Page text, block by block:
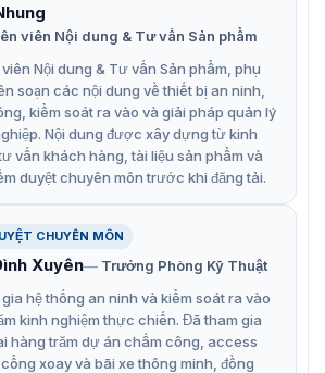
viên Nội dung & Tư vấn Sản phẩm
Nội dung & Tư vấn Sản phẩm, phụ
soạn các nội dung về thiết bị an ninh,
kiểm soát ra vào và giải pháp quản lý
Nội dung được xây dựng từ kinh
vấn khách hàng, tài liệu sản phẩm và
duyệt chuyên môn trước khi đăng tải.
CHUYÊN MÔN
Xuyên
Trưởng Phòng Kỹ Thuật
hệ thống an ninh và kiểm soát ra vào
kinh nghiệm thực chiến. Đã tham gia
hàng trăm dự án chấm công, access
xoay và bãi xe thông minh, đồng